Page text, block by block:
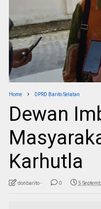
Home DPRD Barito Selatan
Dewan
Karhutla
donbarito - 0 5